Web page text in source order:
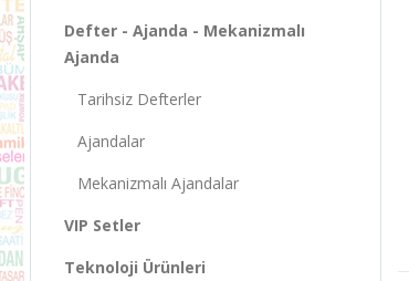
Defter - Ajanda - Mekanizmalı
Ajanda
Tarihsiz Defterler
Ajandalar
Mekanizmalı Ajandalar
VIP Setler
Teknoloji Ürünleri